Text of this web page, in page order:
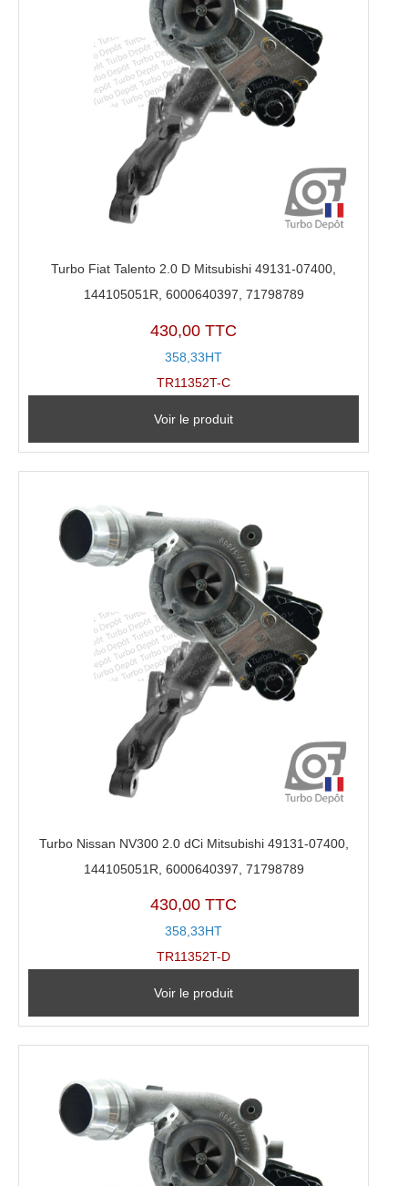
Turbo Fiat Talento 2.0 D Mitsubishi 49131-07400,
144105051R, 6000640397, 71798789
430,00 TTC
358,33HT
TR11352T-C
Voir le produit
Turbo Nissan NV300 2.0 dCi Mitsubishi 49131-07400,
144105051R, 6000640397, 71798789
430,00 TTC
358,33HT
TR11352T-D
Voir le produit